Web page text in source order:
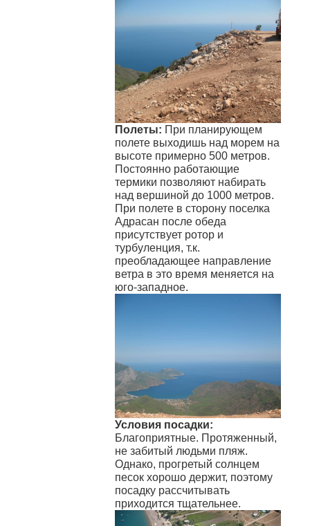
Полеты: При планирующем
полете выходишь над морем на
высоте примерно 500 метров.
Постоянно работающие
термики позволяют набирать
над вершиной до 1000 метров.
При полете в сторону поселка
Адрасан после обеда
присутствует ротор и
турбуленция, т.к.
преобладающее направление
ветра в это время меняется на
юго-западное.
Условия посадки:
Благоприятные. Протяженный,
не забитый людьми пляж.
Однако, прогретый солнцем
песок хорошо держит, поэтому
посадку рассчитывать
приходится тщательнее.